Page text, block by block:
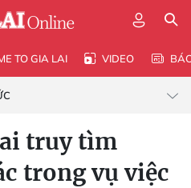
TO GIA LAI VIDEO
truy tìm
trong vụ việc